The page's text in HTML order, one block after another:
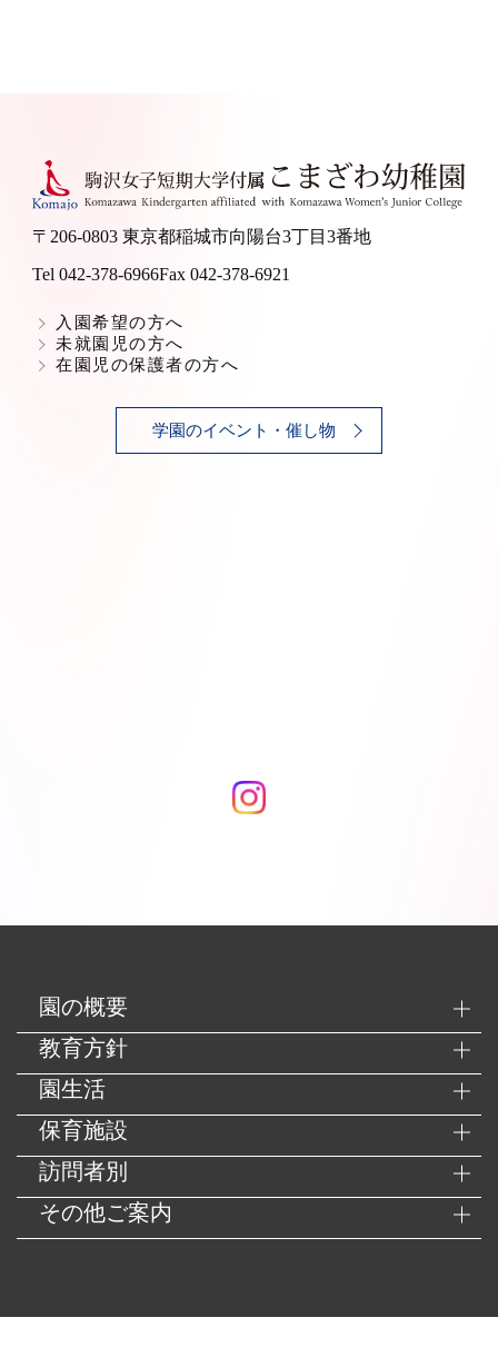
〒206-0803 東京都稲城市向陽台3丁目3番地
Tel 042-378-6966Fax 042-378-6921
入園希望の方へ
未就園児の方へ
在園児の保護者の方へ
学園のイベント・催し物
園の概要
教育方針
園生活
保育施設
訪問者別
その他ご案内